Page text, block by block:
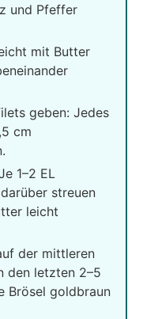
und Pfeffer
mit Butter
geben: Jedes
cm
1–2 EL
streuen
leicht
der mittleren
den letzten 2–5
Brösel goldbraun